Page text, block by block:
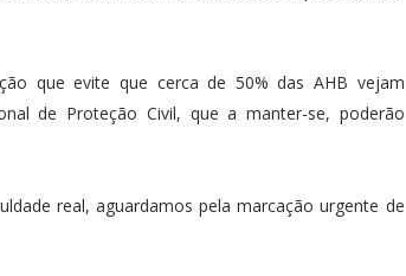
que evite que cerca de 50% das AHB vejam
de Proteção Civil, que a manter-se, poderão
real, aguardamos pela marcação urgente de